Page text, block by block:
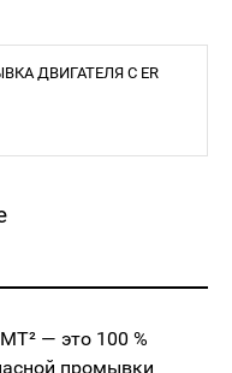
ДВИГАТЕЛЯ С ER
— это 100 %
промывки